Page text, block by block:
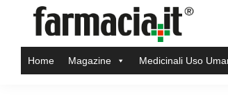
primary
main
primary
footerFarmacia.it
magazine
Home Magazine Medicinali Uso